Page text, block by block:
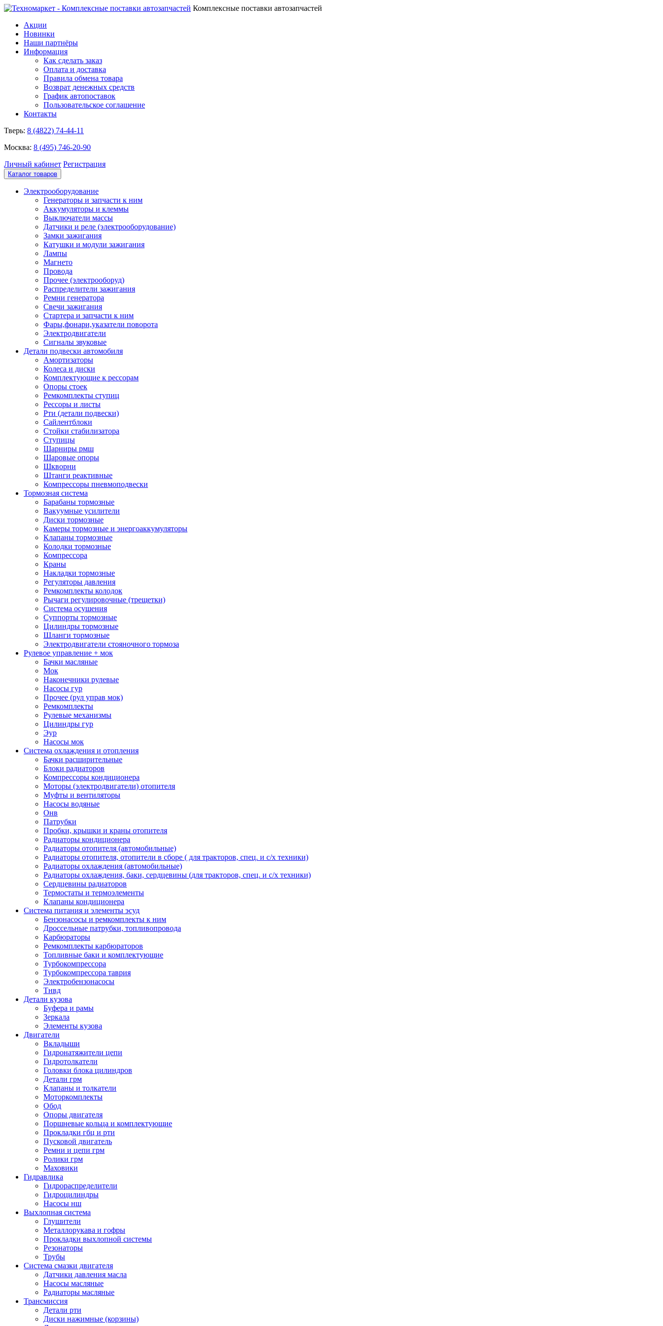
Комплексные поставки автозапчастей
Акции
Новинки
Наши партнёры
Информация
Как сделать заказ
Оплата и доставка
Правила обмена товара
Возврат денежных средств
График автопоставок
Пользовательское соглашение
Контакты
Тверь: 8 (4822) 74-44-11
Москва: 8 (495) 746-20-90
Личный кабинет Регистрация
Каталог товаров
Электрооборудование
Генераторы и запчасти к ним
Аккумуляторы и клеммы
Выключатели массы
Датчики и реле (электрооборудование)
Замки зажигания
Катушки и модули зажигания
Лампы
Магнето
Провода
Прочее (электрооборуд)
Распределители зажигания
Ремни генератора
Свечи зажигания
Стартера и запчасти к ним
Фары,фонари,указатели поворота
Электродвигатели
Сигналы звуковые
Детали подвески автомобиля
Амортизаторы
Колеса и диски
Комплектующие к рессорам
Опоры стоек
Ремкомплекты ступиц
Рессоры и листы
Рти (детали подвески)
Сайлентблоки
Стойки стабилизатора
Ступицы
Шарниры рмш
Шаровые опоры
Шкворни
Штанги реактивные
Компрессоры пневмоподвески
Тормозная система
Барабаны тормозные
Вакуумные усилители
Диски тормозные
Камеры тормозные и энергоаккумуляторы
Клапаны тормозные
Колодки тормозные
Компрессора
Краны
Накладки тормозные
Регуляторы давления
Ремкомплекты колодок
Рычаги регулировочные (трещетки)
Система осушения
Суппорты тормозные
Цилиндры тормозные
Шланги тормозные
Электродвигатели стояночного тормоза
Рулевое управление + мок
Бачки масляные
Мок
Наконечники рулевые
Насосы гур
Прочее (рул управ мок)
Ремкомплекты
Рулевые механизмы
Цилиндры гур
Эур
Насосы мок
Система охлаждения и отопления
Бачки расширительные
Блоки радиаторов
Компрессоры кондиционера
Моторы (электродвигатели) отопителя
Муфты и вентиляторы
Насосы водяные
Онв
Патрубки
Пробки, крышки и краны отопителя
Радиаторы кондиционера
Радиаторы отопителя (автомобильные)
Радиаторы отопителя, отопители в сборе ( для тракторов, спец. и с/х техники)
Радиаторы охлаждения (автомобильные)
Радиаторы охлаждения, баки, сердцевины (для тракторов, спец. и с/х техники)
Сердцевины радиаторов
Термостаты и термоэлементы
Клапаны кондиционера
Система питания и элементы эсуд
Бензонасосы и ремкомплекты к ним
Дроссельные патрубки, топливопровода
Карбюраторы
Ремкомплекты карбюраторов
Топливные баки и комплектующие
Турбокомпрессора
Турбокомпрессора таврия
Электробензонасосы
Тнвд
Детали кузова
Буфера и рамы
Зеркала
Элементы кузова
Двигатели
Вкладыши
Гидронатяжители цепи
Гидротолкатели
Головки блока цилиндров
Детали грм
Клапаны и толкатели
Моторкомплекты
Обод
Опоры двигателя
Поршневые кольца и комплектующие
Прокладки гбц и рти
Пусковой двигатель
Ремни и цепи грм
Ролики грм
Маховики
Гидравлика
Гидрораспределители
Гидроцилиндры
Насосы нш
Выхлопная система
Глушители
Металлорукава и гофры
Прокладки выхлопной системы
Резонаторы
Трубы
Система смазки двигателя
Датчики давления масла
Насосы масляные
Радиаторы масляные
Трансмиссия
Детали рти
Диски нажимные (корзины)